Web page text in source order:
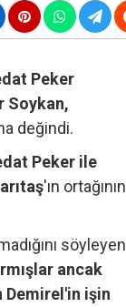
Peker
Soykan,
değindi.
Peker ile
'ın ortağının
söyleyen
ancak
Demirel'in işin